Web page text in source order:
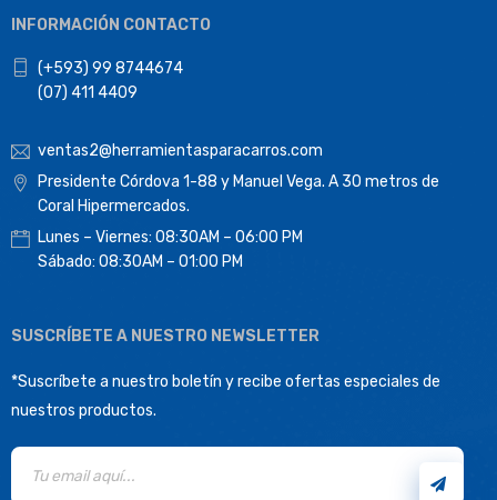
INFORMACIÓN CONTACTO
(+593) 99 8744674
(07) 411 4409
ventas2@herramientasparacarros.com
Presidente Córdova 1-88 y Manuel Vega. A 30 metros de
Coral Hipermercados.
Lunes – Viernes: 08:30AM – 06:00 PM
Sábado: 08:30AM – 01:00 PM
SUSCRÍBETE A NUESTRO NEWSLETTER
*Suscríbete a nuestro boletín y recibe ofertas especiales de
nuestros productos.